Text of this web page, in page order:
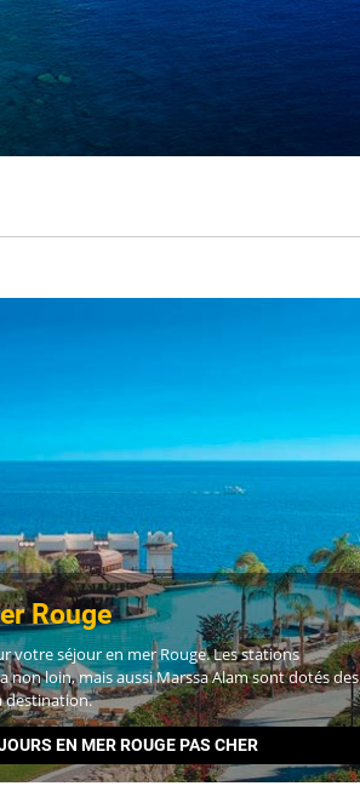
Rouge
votre séjour en mer Rouge. Les stations
non loin, mais aussi Marssa Alam sont dotés des
destination.
EN MER ROUGE PAS CHER